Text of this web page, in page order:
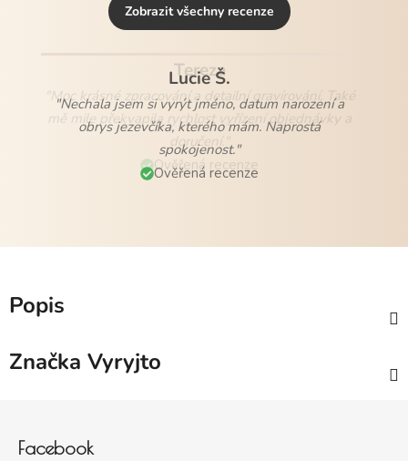
Zobrazit všechny recenze
Lucie Š.
"Nechala jsem si vyrýt jméno, datum narození a
obrys jezevčíka, kterého mám. Naprostá
spokojenost."
Ověřená recenze
Popis
Značka Vyryjto
Facebook